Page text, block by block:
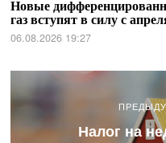
Новые
газ вступят в силу с
06.08.2026 19:27
Налог на